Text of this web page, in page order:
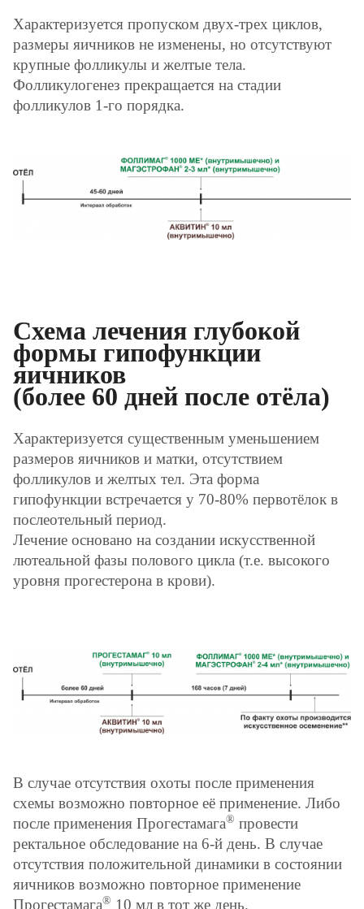
Характеризуется пропуском двух-трех циклов,
размеры яичников не изменены, но отсутствуют
крупные фолликулы и желтые тела.
Фолликулогенез прекращается на стадии
фолликулов 1-го порядка.
Схема лечения глубокой
формы гипофункции
яичников
(более 60 дней после отёла)
Характеризуется существенным уменьшением
размеров яичников и матки, отсутствием
фолликулов и желтых тел. Эта форма
гипофункции встречается у 70-80% первотёлок в
послеотельный период.
Лечение основано на создании искусственной
лютеальной фазы полового цикла (т.е. высокого
уровня прогестерона в крови).
В случае отсутствия охоты после применения
схемы возможно повторное её применение. Либо
после применения Прогестамага® провести
ректальное обследование на 6-й день. В случае
отсутствия положительной динамики в состоянии
яичников возможно повторное применение
Прогестамага® 10 мл в тот же день.